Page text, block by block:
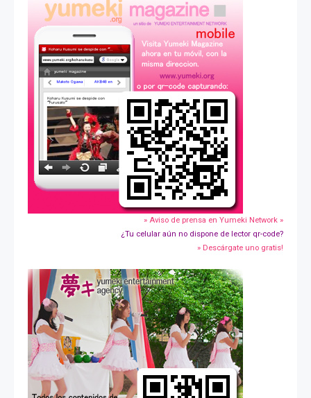
» Aviso de prensa en Yumeki Network »
¿Tu celular aún no dispone de lector qr-code?
» Descárgate uno gratis!